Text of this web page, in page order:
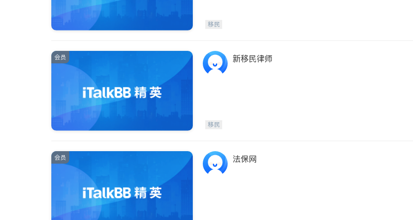
移民
会员 新移民律师
移民
会员 法保网